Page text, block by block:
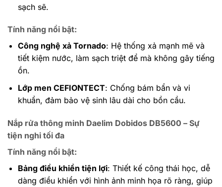
sạch sẽ.
Tính năng nổi bật:
Công nghệ xả Tornado: Hệ thống xả mạnh mẽ và
tiết kiệm nước, làm sạch triệt để mà không gây tiếng
ồn.
Lớp men CEFIONTECT: Chống bám bẩn và vi
khuẩn, đảm bảo vệ sinh lâu dài cho bồn cầu.
Nắp rửa thông minh Daelim Dobidos DB5600 – Sự
tiện nghi tối đa
Tính năng nổi bật:
Bảng điều khiển tiện lợi: Thiết kế công thái học, dễ
dàng điều khiển với hình ảnh minh họa rõ ràng, giúp